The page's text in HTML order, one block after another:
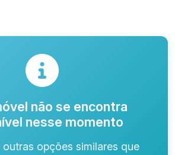
não se encontra
nesse momento
opções similares que